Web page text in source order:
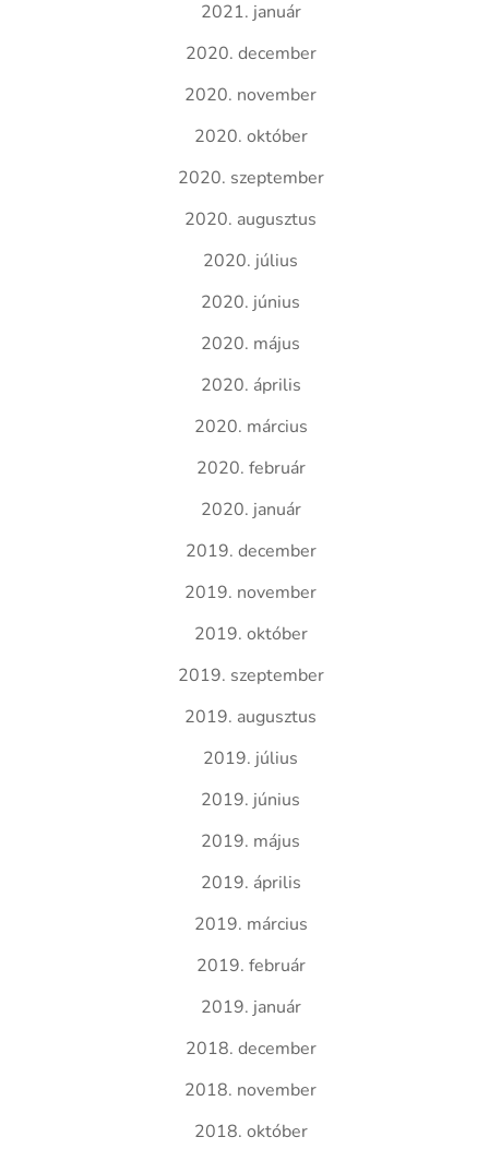
2021. január
2020. december
2020. november
2020. október
2020. szeptember
2020. augusztus
2020. július
2020. június
2020. május
2020. április
2020. március
2020. február
2020. január
2019. december
2019. november
2019. október
2019. szeptember
2019. augusztus
2019. július
2019. június
2019. május
2019. április
2019. március
2019. február
2019. január
2018. december
2018. november
2018. október